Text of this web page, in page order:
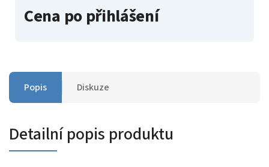
Cena po přihlášení
Popis Diskuze
Detailní popis produktu